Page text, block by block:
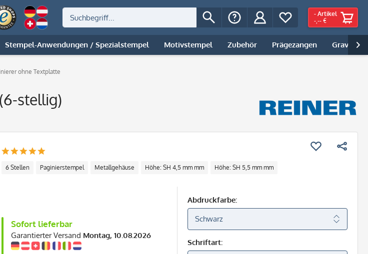
- Artikel
-,-- €
Stempel-Anwendungen / Spezialstempel Motivstempel Zubehör Prägezangen Gravur |

ohne Textplatte
stellig)
6 Stellen Paginierstempel Metallgehäuse Höhe: SH 4,5 mm mm Höhe: SH 5,5 mm mm
Sofort lieferbar
Garantierter Versand Montag, 10.08.2026
Abdruckfarbe:
Schriftart: